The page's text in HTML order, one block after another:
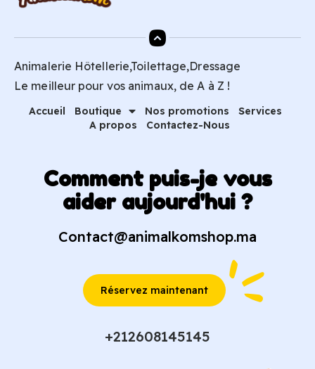
Animalerie Hôtellerie,Toilettage,Dressage
Le meilleur pour vos animaux, de A à Z !
Accueil Boutique Nos promotions
Services
A propos
Contactez-Nous
Comment puis-je vous
aider aujourd'hui ?
Contact@animalkomshop.ma
Réservez maintenant
+212608145145